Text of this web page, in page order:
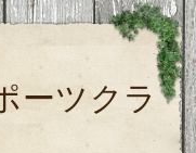
ーツクラ